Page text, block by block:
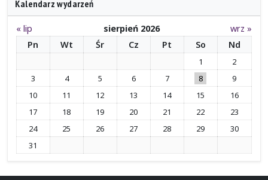
Kalendarz wydarzeń
« lip sierpień 2026
wrz »
Pn
Wt Śr Cz Pt So Nd
1
2
3
4 5 6 7 8
9
10
11 12 13 14 15
16
17
18 19 20 21 22
23
24
25 26 27 28 29
30
31